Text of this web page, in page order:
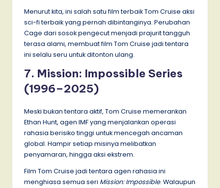
Menurut kita, ini salah satu film terbaik Tom Cruise aksi
sci-fi terbaik yang pernah dibintanginya. Perubahan
Cage dari sosok pengecut menjadi prajurit tangguh
terasa alami, membuat film Tom Cruise jadi tentara
ini selalu seru untuk ditonton ulang.
7. Mission: Impossible Series
(1996–2025)
Meski bukan tentara aktif, Tom Cruise memerankan
Ethan Hunt, agen IMF yang menjalankan operasi
rahasia berisiko tinggi untuk mencegah ancaman
global. Hampir setiap misinya melibatkan
penyamaran, hingga aksi ekstrem.
Film Tom Cruise jadi tentara agen rahasia ini
menghiasa semua seri Mission: Impossible. Walaupun